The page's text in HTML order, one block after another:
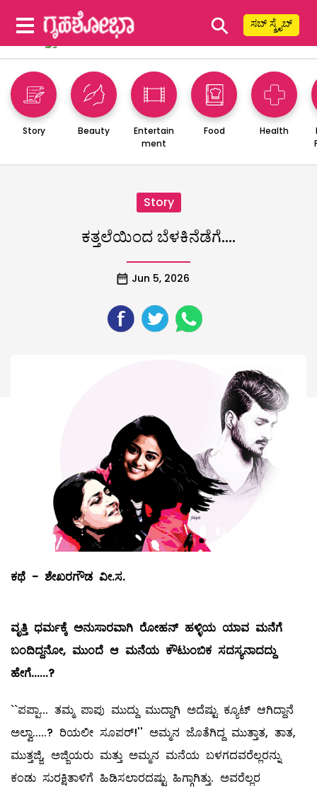
⚲ ಸಬ್ ಸ್ಕ್ರೈಬ್
Story Beauty
Entertain
ment
Food Health
Story
ಕತ್ತಲೆಯಿಂದ ಬೆಳಕಿನೆಡೆಗೆ….
Jun 5, 2026
ಕಥೆ - ಶೇಖರಗೌಡ ವೀ.ಸ.
ವೃತ್ತಿ ಧರ್ಮಕ್ಕೆ ಅನುಸಾರವಾಗಿ ರೋಹನ್‌ ಹಳ್ಳಿಯ ಯಾವ ಮನೆಗೆ
ಬಂದಿದ್ದನೋ, ಮುಂದೆ ಆ ಮನೆಯ ಕೌಟುಂಬಿಕ ಸದಸ್ಯನಾದದ್ದು
ಹೇಗೆ......?
``ಪಪ್ಪಾ... ತಮ್ಮ ಪಾಪು ಮುದ್ದು ಮುದ್ದಾಗಿ ಅದೆಷ್ಟು ಕ್ಯೂಟ್‌ ಆಗಿದ್ದಾನೆ
ಅಲ್ವಾ.....? ರಿಯಲೀ ಸೂಪರ್‌!'' ಅಮ್ಮನ ಜೊತೆಗಿದ್ದ ಮುತ್ತಾತ, ತಾತ,
ಮುತ್ತಜ್ಜಿ, ಅಜ್ಜಿಯರು ಮತ್ತು ಅಮ್ಮನ ಮನೆಯ ಬಳಗದವರೆಲ್ಲರನ್ನು
ಕಂಡು ಸುರಕ್ಷಿತಾಳಿಗೆ ಹಿಡಿಸಲಾರದಷ್ಟು ಹಿಗ್ಗಾಗಿತ್ತು. ಅವರೆಲ್ಲರ